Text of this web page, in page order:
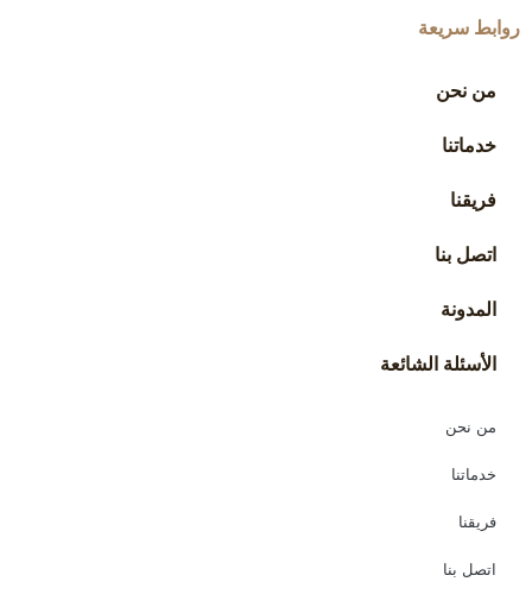
روابط سريعة
من نحن
خدماتنا
فريقنا
اتصل بنا
المدونة
الأسئلة الشائعة
من نحن
خدماتنا
فريقنا
اتصل بنا